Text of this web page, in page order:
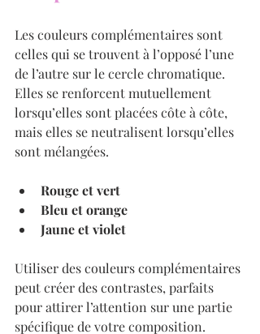
Les couleurs complémentaires sont
celles qui se trouvent à l’opposé l’une
de l’autre sur le cercle chromatique.
Elles se renforcent mutuellement
lorsqu’elles sont placées côte à côte,
mais elles se neutralisent lorsqu’elles
sont mélangées.
Rouge et vert
Bleu et orange
Jaune et violet
Utiliser des couleurs complémentaires
peut créer des contrastes, parfaits
pour attirer l’attention sur une partie
spécifique de votre composition.